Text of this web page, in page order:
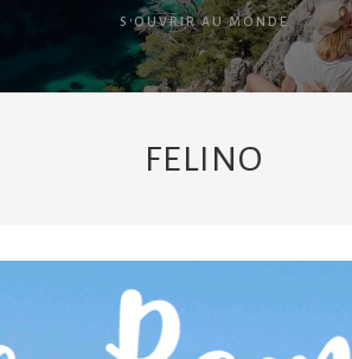
S'OUVRIR AU MONDE
FELINO